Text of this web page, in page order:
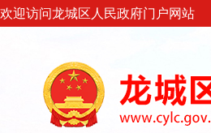
欢迎访问龙城区人民政府门户网站